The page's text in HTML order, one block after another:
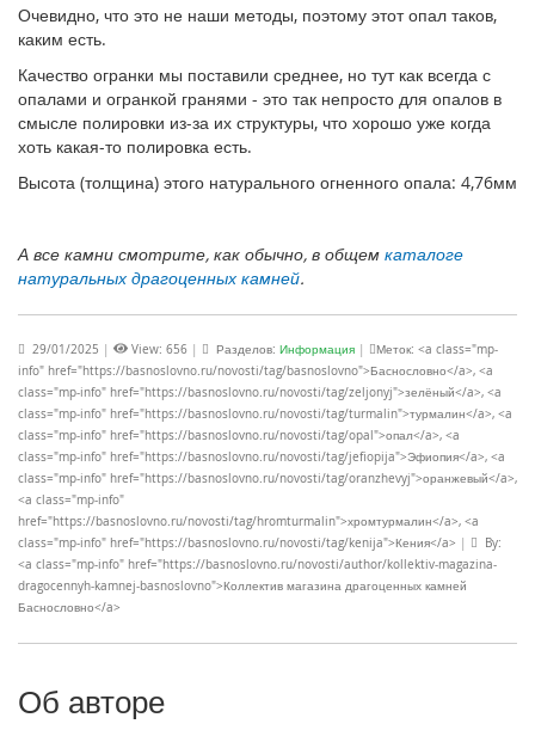
Очевидно, что это не наши методы, поэтому этот опал таков,
каким есть.
Качество огранки мы поставили среднее, но тут как всегда с
опалами и огранкой гранями - это так непросто для опалов в
смысле полировки из-за их структуры, что хорошо уже когда
хоть какая-то полировка есть.
Высота (толщина) этого натурального огненного опала: 4,76мм
А все камни смотрите, как обычно, в общем каталоге
натуральных драгоценных камней.
29/01/2025 | View: 656 | Разделов: Информация |
Меток: <a class="mp-
info" href="https://basnoslovno.ru/novosti/tag/basnoslovno">Баснословно</a>, <a
class="mp-info" href="https://basnoslovno.ru/novosti/tag/zeljonyj">зелёный</a>, <a
class="mp-info" href="https://basnoslovno.ru/novosti/tag/turmalin">турмалин</a>, <a
class="mp-info" href="https://basnoslovno.ru/novosti/tag/opal">опал</a>, <a
class="mp-info" href="https://basnoslovno.ru/novosti/tag/jefiopija">Эфиопия</a>, <a
class="mp-info" href="https://basnoslovno.ru/novosti/tag/oranzhevyj">оранжевый</a>,
<a class="mp-info"
href="https://basnoslovno.ru/novosti/tag/hromturmalin">хромтурмалин</a>, <a
class="mp-info" href="https://basnoslovno.ru/novosti/tag/kenija">Кения</a> |
By:
<a class="mp-info" href="https://basnoslovno.ru/novosti/author/kollektiv-magazina-
dragocennyh-kamnej-basnoslovno">Коллектив магазина драгоценных камней
Баснословно</a>
Об авторе